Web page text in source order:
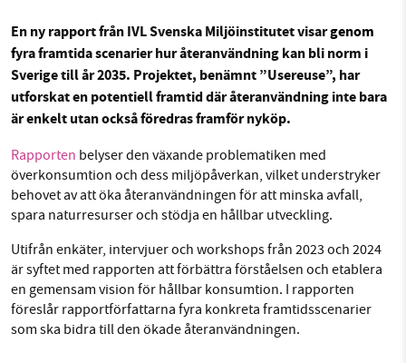
Sök Sparade inlägg Tipsa oss
Facebook Instagram BlueSky
En ny rapport från IVL Svenska Miljöinstitutet visargenom
fyra framtida scenarier hur återanvändning kan bli norm i
Sverige till år 2035. Projektet, benämnt ”Usereuse”, har
utforskat en potentiell framtid där återanvändning inte bara
är enkelt utan också föredras framför nyköp.
Rapporten belyser den växande problematiken med
överkonsumtion och dess miljöpåverkan, vilket understryker
behovet av att öka återanvändningen för att minska avfall,
spara naturresurser och stödja en hållbar utveckling.
Utifrån enkäter, intervjuer och workshops från 2023 och 2024
är syftet med rapporten att förbättra förståelsen och etablera
en gemensam vision för hållbar konsumtion. I rapporten
föreslår rapportförfattarna fyra konkreta framtidsscenarier
som ska bidra till den ökade återanvändningen.
SMB kämpar för en hållbar framtid. Sedan
starten 2010 har vår ideella redaktion drivit
miljödebatten framåt genom
nyhetsbevakning och granskningar. Nu vill vi
utveckla vårt arbete – och vi hoppas att du
vill hjälpa oss.
Stötta vårt arbete genom att swisha en slant till
1231368703